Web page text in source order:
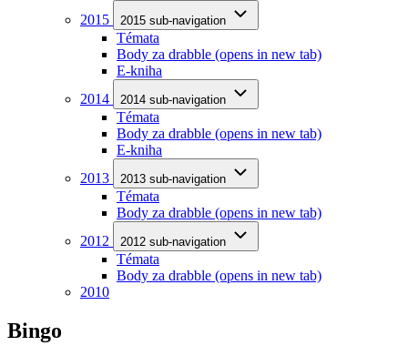
2015
2015 sub-navigation
Témata
Body za drabble (opens in new tab)
E-kniha
2014
2014 sub-navigation
Témata
Body za drabble (opens in new tab)
E-kniha
2013
2013 sub-navigation
Témata
Body za drabble (opens in new tab)
2012
2012 sub-navigation
Témata
Body za drabble (opens in new tab)
2010
Bingo